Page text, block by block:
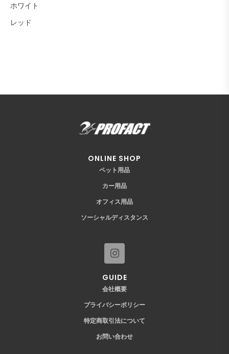
ホワイト
レッド
ONLINE SHOP
ペット用品
カー用品
オフィス用品
ソーシャルディスタンス
GUIDE
会社概要
プライバシーポリシー
特定商取引法について
お問い合わせ